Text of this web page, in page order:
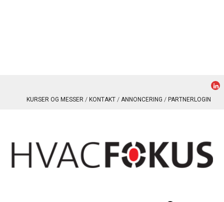
KURSER OG MESSER KONTAKT ANNONCERING PARTNERLOGIN